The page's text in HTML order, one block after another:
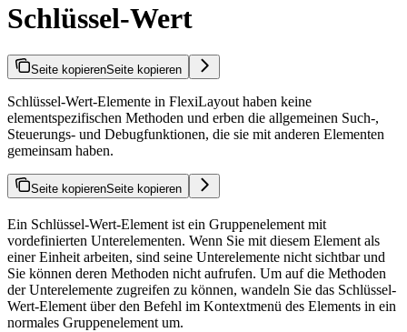
Schlüssel-Wert
Seite kopierenSeite kopieren
Schlüssel-Wert-Elemente in FlexiLayout haben keine
elementspezifischen Methoden und erben die allgemeinen Such-,
Steuerungs- und Debugfunktionen, die sie mit anderen Elementen
gemeinsam haben.
Seite kopierenSeite kopieren
Ein Schlüssel-Wert-Element ist ein Gruppenelement mit
vordefinierten Unterelementen. Wenn Sie mit diesem Element als
einer Einheit arbeiten, sind seine Unterelemente nicht sichtbar und
Sie können deren Methoden nicht aufrufen. Um auf die Methoden
der Unterelemente zugreifen zu können, wandeln Sie das Schlüssel-
Wert-Element über den Befehl im Kontextmenü des Elements in ein
normales Gruppenelement um.